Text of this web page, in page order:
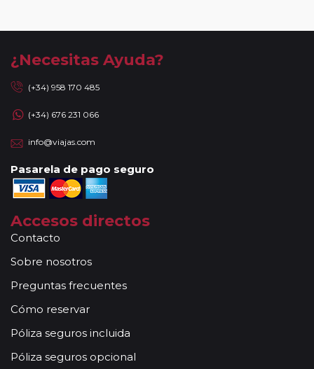
¿Necesitas Ayuda?
(+34) 958 170 485
(+34) 676 231 066
info@viajas.com
Pasarela de pago seguro
Accesos directos
Contacto
Sobre nosotros
Preguntas frecuentes
Cómo reservar
Póliza seguros incluida
Póliza seguros opcional